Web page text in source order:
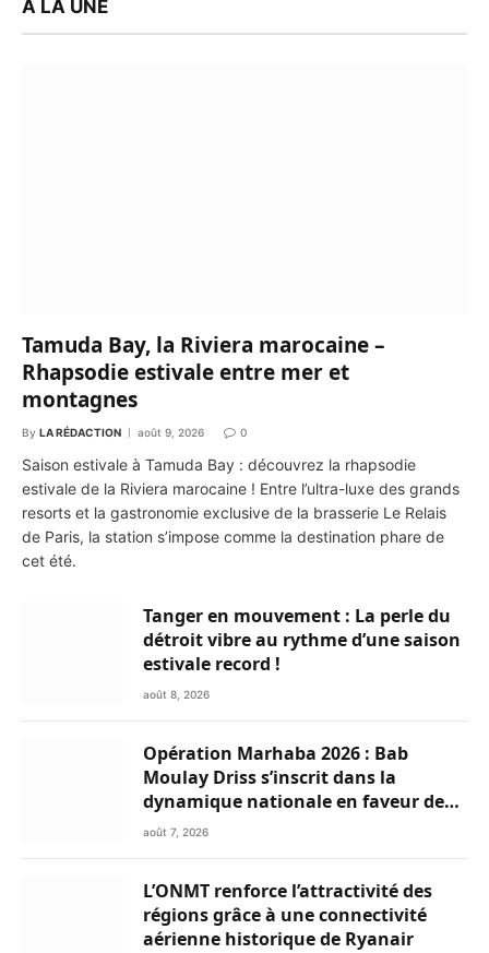
À LA UNE
Tamuda Bay, la Riviera marocaine –
Rhapsodie estivale entre mer et
montagnes
By LA RÉDACTION août 9, 2026 0
Saison estivale à Tamuda Bay : découvrez la rhapsodie
estivale de la Riviera marocaine ! Entre l’ultra-luxe des grands
resorts et la gastronomie exclusive de la brasserie Le Relais
de Paris, la station s’impose comme la destination phare de
cet été.
Tanger en mouvement : La perle du
détroit vibre au rythme d’une saison
estivale record !
août 8, 2026
Opération Marhaba 2026 : Bab
Moulay Driss s’inscrit dans la
dynamique nationale en faveur des
Marocains du Monde
août 7, 2026
L’ONMT renforce l’attractivité des
régions grâce à une connectivité
aérienne historique de Ryanair